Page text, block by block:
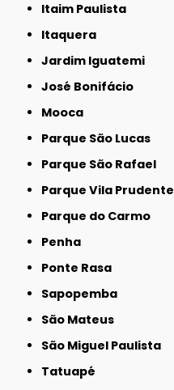
Itaim Paulista
Itaquera
Jardim Iguatemi
José Bonifácio
Mooca
Parque São Lucas
Parque São Rafael
Parque Vila Prudente
Parque do Carmo
Penha
Ponte Rasa
Sapopemba
São Mateus
São Miguel Paulista
Tatuapé